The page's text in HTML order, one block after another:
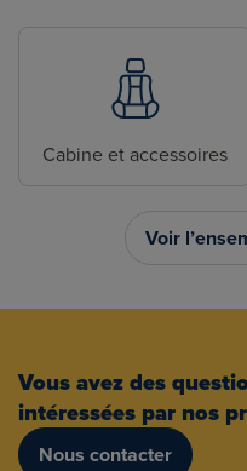
Cabine et accessoires
Voir
Vous avez des
intéressées par nos
Nous contacter